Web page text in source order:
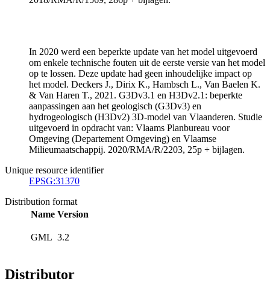
In 2020 werd een beperkte update van het model uitgevoerd
om enkele technische fouten uit de eerste versie van het model
op te lossen. Deze update had geen inhoudelijke impact op
het model. Deckers J., Dirix K., Hambsch L., Van Baelen K.
& Van Haren T., 2021. G3Dv3.1 en H3Dv2.1: beperkte
aanpassingen aan het geologisch (G3Dv3) en
hydrogeologisch (H3Dv2) 3D-model van Vlaanderen. Studie
uitgevoerd in opdracht van: Vlaams Planbureau voor
Omgeving (Departement Omgeving) en Vlaamse
Milieumaatschappij. 2020/RMA/R/2203, 25p + bijlagen.
Unique resource identifier
EPSG:31370
Distribution format
Name Version
GML 3.2
Distributor